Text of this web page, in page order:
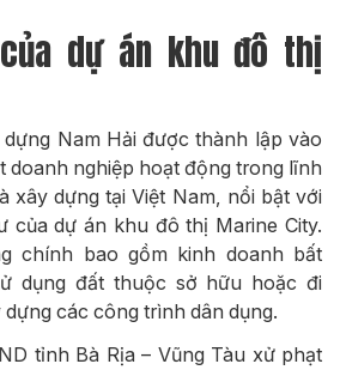
dự án khu đô thị
Nam Hải được thành lập vào
doanh nghiệp hoạt động trong lĩnh
xây dựng tại Việt Nam, nổi bật với
của dự án khu đô thị Marine City.
chính bao gồm kinh doanh bất
dụng đất thuộc sở hữu hoặc đi
các công trình dân dụng.
tỉnh Bà Rịa – Vũng Tàu xử phạt